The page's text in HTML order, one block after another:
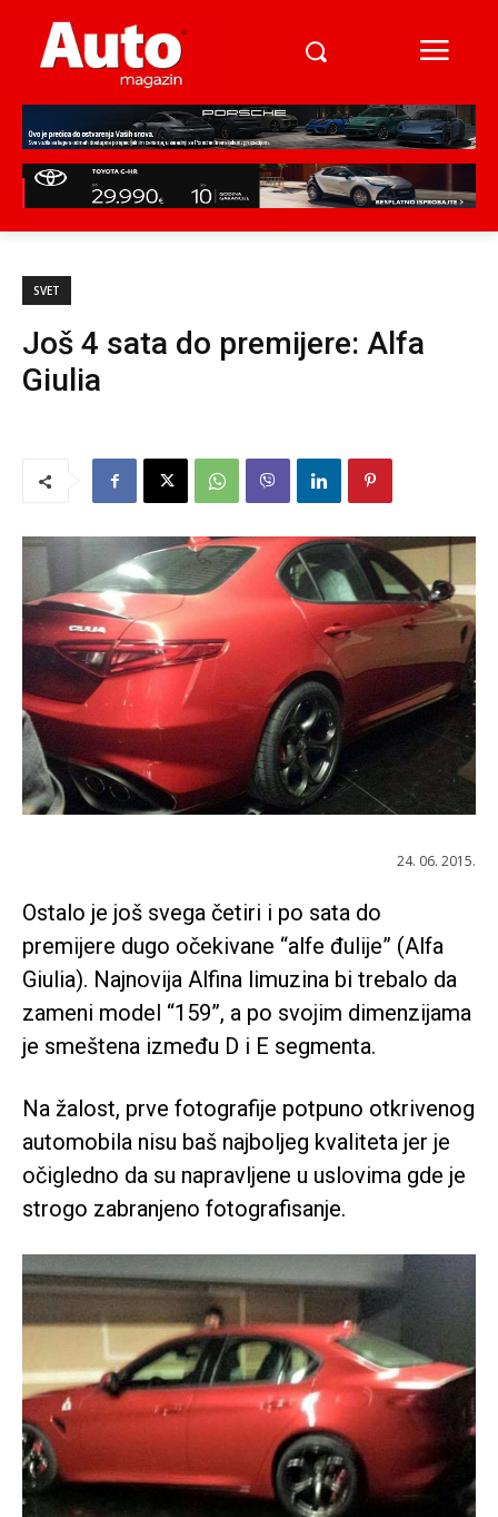
SVET
Još 4 sata do premijere: Alfa
Giulia
24. 06. 2015.
Ostalo je još svega četiri i po sata do
premijere dugo očekivane “alfe đulije” (Alfa
Giulia). Najnovija Alfina limuzina bi trebalo da
zameni model “159”, a po svojim dimenzijama
je smeštena između D i E segmenta.
Na žalost, prve fotografije potpuno otkrivenog
automobila nisu baš najboljeg kvaliteta jer je
očigledno da su napravljene u uslovima gde je
strogo zabranjeno fotografisanje.